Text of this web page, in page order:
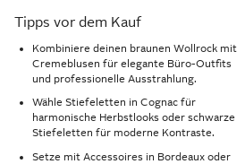
Tipps vor dem Kauf
Kombiniere deinen braunen Wollrock mit
Cremeblusen für elegante Büro-Outfits
und professionelle Ausstrahlung.
Wähle Stiefeletten in Cognac für
harmonische Herbstlooks oder schwarze
Stiefeletten für moderne Kontraste.
Setze mit Accessoires in Bordeaux oder